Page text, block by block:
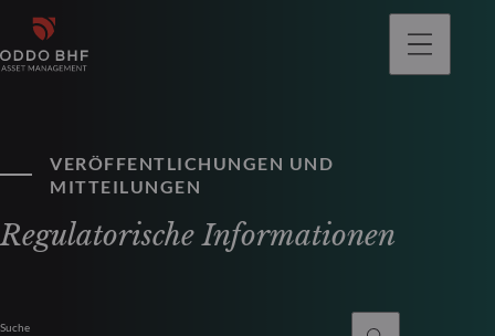
VERÖFFENTLICHUNGEN UND
MITTEILUNGEN
Regulatorische Informationen
Suche